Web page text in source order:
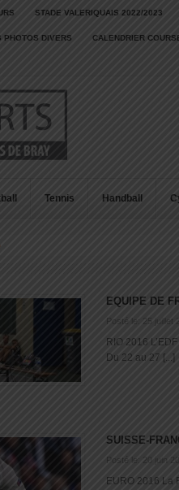
STADE VALERIQUAIS 2022/2023
PHOTOS DIVERS CALENDRIER
Tennis Handball
EQUIPE DE
Posté le: 25 juillet
RIO 2016
Du 22 au 27 [...]
SUISSE-
Posté le: 20 juin
EURO 2016 La